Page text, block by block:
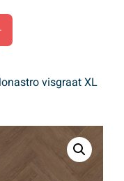
visgraat XL